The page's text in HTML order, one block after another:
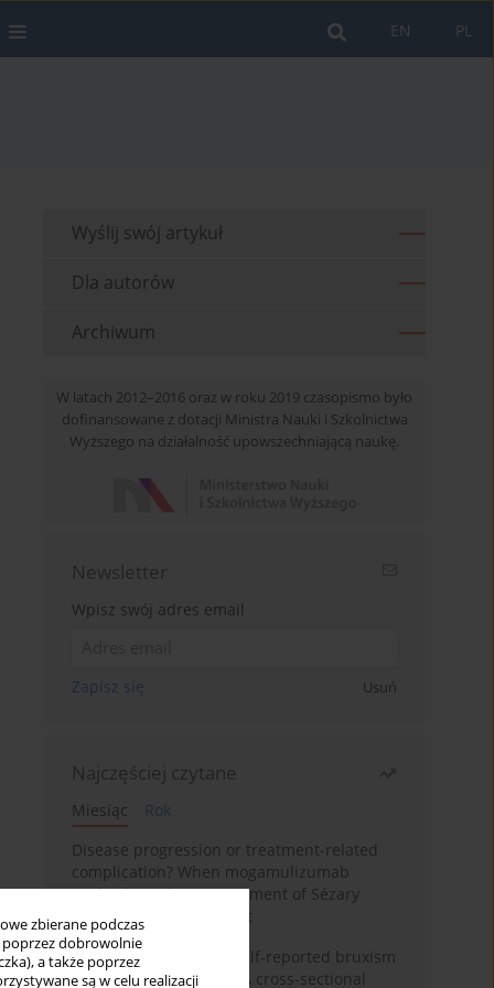
zbierane podczas
poprzez dobrowolnie
a także poprzez
są w celu realizacji
PL
EN
Wyślij swój artykuł
Dla autorów
Archiwum
W latach 2012–2016 oraz w roku 2019 czasopismo było
dofinansowane z dotacji Ministra Nauki i Szkolnictwa
Wyższego na działalność upowszechniającą naukę.
Newsletter
Wpisz swój adres email
Zapisz się Usuń
Najczęściej czytane
Miesiąc
Rok
Disease progression or treatment-related
complication? When mogamulizumab
misleads in the management of Sézary
syndrome: A case report
Personality traits and self-reported bruxism
in university students: A cross-sectional